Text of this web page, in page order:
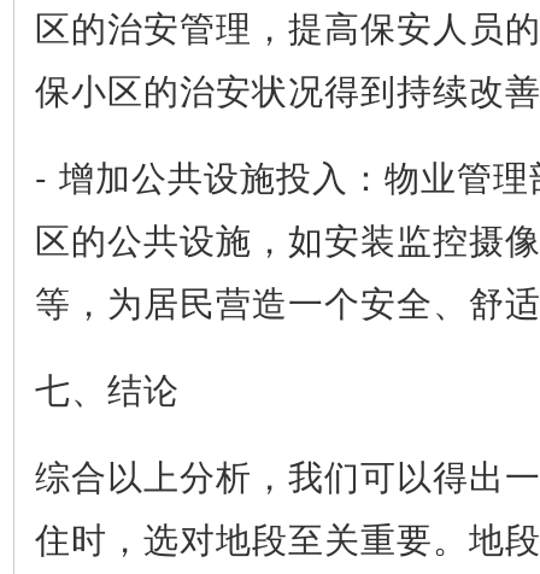
区的治安管理，提高保安人员
保小区的治安状况得到持续改
- 增加公共设施投入：物业管
区的公共设施，如安装监控摄
等，为居民营造一个安全、舒
七、结论
综合以上分析，我们可以得出
住时，选对地段至关重要。地